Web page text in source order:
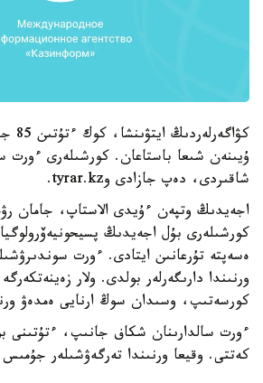
ۇيىنەن شىعا باستاعان. كورشىلەرى ءورت
شاقىردى، دەپ جازادى وtyrar.kz.
اجەيدىڭ وتپەن ءۇيدى الاستاپ، جامان
كورشىلەرى بۇل اجەيدىڭ
ەسەپتە تۇرعانىن ايتادى. ءورت
ورنىندا دارىگەرلەر بولدى. ولار
كورسەتىپ، وسىدان سوڭ ارنايى ەمدەۋ
ءورت سالدارىنان شكاف جانىپ، ءتۇتىنى
كەتتى. وقيعا ورنىندا تەرگەۋشىلەر